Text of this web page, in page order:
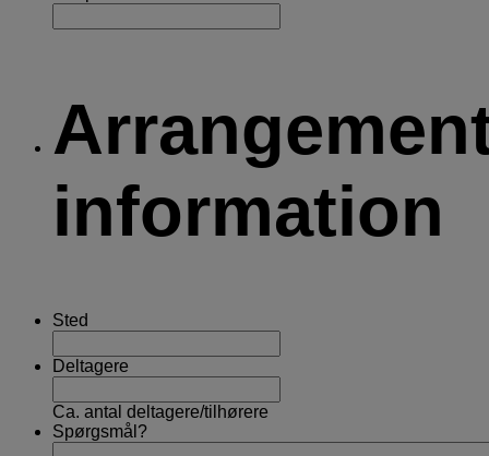
information
Sted
Deltagere
Ca. antal deltagere/tilhørere
Spørgsmål?